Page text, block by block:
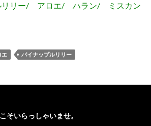
リリー/ アロエ/ ハラン/ ミスカン
エ パイナップルリリー
そいらっしゃいませ。